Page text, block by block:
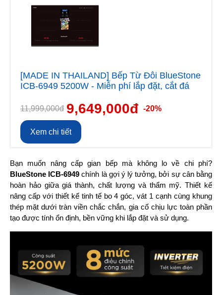
[MADE IN THAILAND] Bếp Từ Đôi BlueStone
ICB-6949 5200W - Miễn phí lắp đặt, cắt đá
11,999,000đ 9,649,000đ -20%
Xem chi tiết
BlueStone ICB-6949 chính là gợi ý lý tưởng, bởi sự cân bằng
hoàn hảo giữa giá thành, chất lượng và thẩm mỹ. Thiết kế
nâng cấp với thiết kế tinh tế bo 4 góc, vát 1 cạnh cùng khung
thép mặt dưới tràn viền chắc chắn, gia cố chịu lực toàn phần
tạo được tính ổn định, bền vững khi lắp đặt và sử dụng.